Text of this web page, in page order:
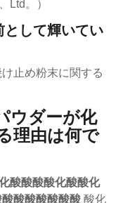
Ltd。）
として輝いてい
止め粉末に関する
ウダーが化
理由は何で
酸酸酸酸化酸酸化
酸酸酸酸酸酸 酸化